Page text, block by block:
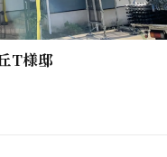
T様邸